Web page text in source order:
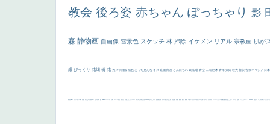
教会 後ろ姿 赤ちゃん ぽっちゃり 影
森 静物画 自画像 雪景色 スケッチ 林 掃除 イケメン リアル 宗教画 肌が
厳 びっくり 花畑 橋 花 カメラ目線 補色 こっち見んな キス 庭園 部屋 こんにちわ 素描 塔 青空 工場 巨木 青年 太陽 壮大 着衣 古代ギリシア 日
画質 last ヴィーナス 剣 白人少女 食事中 山本芳翠 麦 alciato ハーレム 女神 ローマ教皇 奥行き 火起こし シスター 東方の三博士 114514 かっこいい 受胎告知 天から覗き込む顔 設計図 挿絵 群衆 親子 裸婦 可愛い ピサロ ＃名画で学ぶ「たるみ」 ニーソックス 躍動感 黄色 こわい コート 畦道 レンブラント・ sekkusu 暖かい バブみ 靴下 ショッ